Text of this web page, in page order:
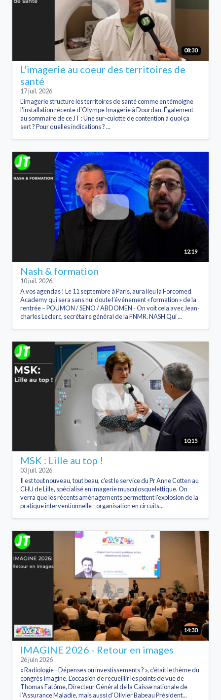
08:30
L'imagerie au coeur des territoires de
santé
17 juil. 2026
L'imagerie structure les territoires de santé comme en témoigne
l'installation récente d'Olympe Imagerie à Dourdan. Également
au sommaire de ce JT : Une sur-culotte de contention à quoi ça
sert ? Pour quelles indications ? ...
12:19
Nash & formation
10 juil. 2026
A vos agendas ! Le 11 septembre à Paris, aura lieu la Forcomed
Academy qui sera sans nul doute l’événement « formation » de la
rentrée – POUMON / SENO / ABDOMEN - On voit cela avec Jean-
charles Leclerc, secrétaire général de la FNMR. NASH Qui ...
10:15
MSK : Lille au top !
03 juil. 2026
Il est tout nouveau, tout beau, c'est le service du Pr Anne Cotten au
CHU de Lille, spécialisé en imagerie musculosquelettique. On
verra que les récents aménagements permettent l'explosion de la
pratique interventionnelle - organisation en circuits...
14:30
IMAGINE 2026 - Retour en images
26 juin 2026
« Radiologie - Dépenses ou investissements ? », c’était le thème du
congrès Imagine. L’occasion de recueillir les points de vue de
Thomas Fatôme, Directeur Général de la Caisse nationale de
l’Assurance Maladie, mais aussi d’Olivier Babeau Président...